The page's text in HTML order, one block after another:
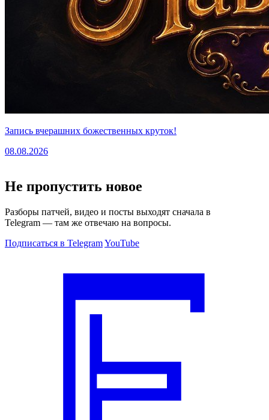
Запись вчерашних божественных круток!
08.08.2026
Не пропустить новое
Разборы патчей, видео и посты выходят сначала в
Telegram — там же отвечаю на вопросы.
Подписаться в TelegramYouTube